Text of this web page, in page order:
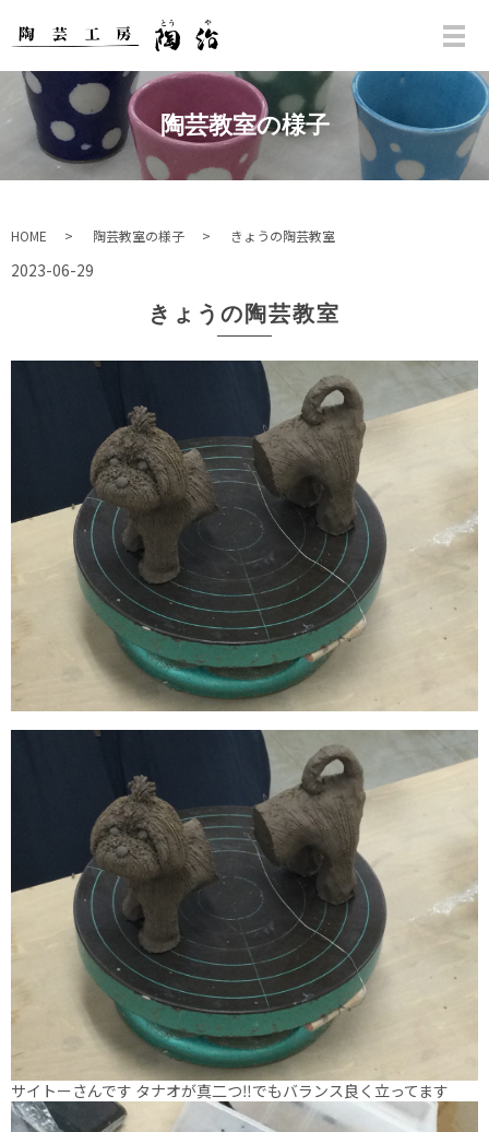
陶芸教室の様子
HOME 陶芸教室の様子 きょうの陶芸教室
2023-06-29
きょうの陶芸教室
サイトーさんです タナオが真二つ‼️でもバランス良く立ってます